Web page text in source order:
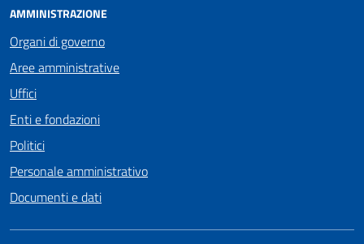
AMMINISTRAZIONE
Organi di governo
Aree amministrative
Uffici
Enti e fondazioni
Politici
Personale amministrativo
Documenti e dati